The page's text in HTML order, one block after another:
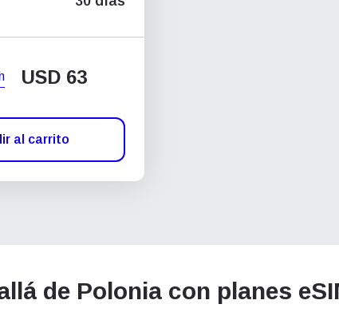
USD 63
al carrito
de Polonia con planes